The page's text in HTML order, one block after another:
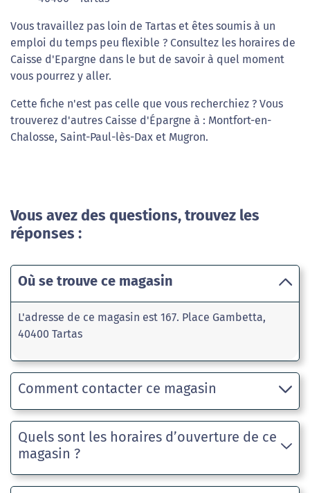
Vous travaillez pas loin de Tartas et êtes soumis à un
emploi du temps peu flexible ? Consultez les horaires de
Caisse d'Epargne dans le but de savoir à quel moment
vous pourrez y aller.
Cette fiche n'est pas celle que vous recherchiez ? Vous
trouverez d'autres Caisse d'Épargne à : Montfort-en-
Chalosse, Saint-Paul-lès-Dax et Mugron.
Vous avez des questions, trouvez les
réponses :
Où se trouve ce magasin
L'adresse de ce magasin est 167. Place Gambetta,
40400 Tartas
Comment contacter ce magasin
Quels sont les horaires d’ouverture de ce
magasin ?